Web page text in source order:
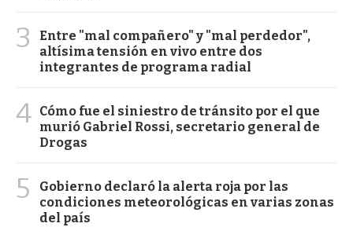
3
Entre "mal compañero" y "mal perdedor",
altísima tensión en vivo entre dos
integrantes de programa radial
4 Cómo fue el siniestro de tránsito por el que
murió Gabriel Rossi, secretario general de
Drogas
5
Gobierno declaró la alerta roja por las
condiciones meteorológicas en varias zonas
del país